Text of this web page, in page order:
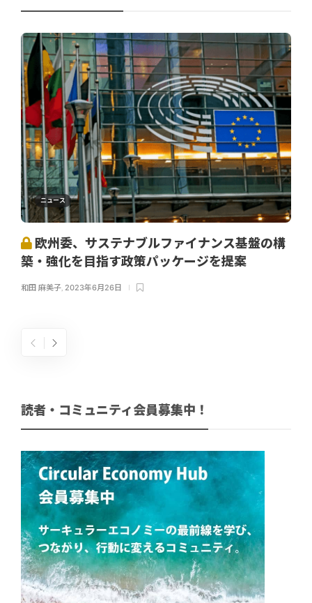
ニュース
欧州委、サステナブルファイナンス基盤の構
築・強化を目指す政策パッケージを提案
和田 麻美子 2023年6月26日
読者・コミュニティ会員募集中！